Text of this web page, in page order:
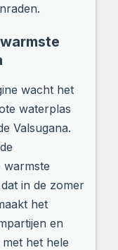
wacht het
waterplas
Valsugana.
warmste
in de zomer
het
en
het hele